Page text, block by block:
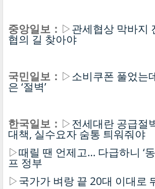
중앙일보： ▷관세협상 막바지
협의 길 찾아야
국민일보： ▷소비쿠폰 풀었는
은 ‘절벽’
한국일보： ▷전세대란 공급절
대책, 실수요자 숨통 틔워줘야
▷때릴 땐 언제고… 다급하니 ‘
프 정부
▷국가가 벼랑 끝 20대 이대로